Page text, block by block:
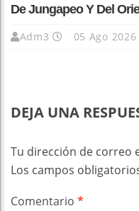
De Jungapeo Y Del
Adm3 05 Ago 2026
DEJA UNA
Tu dirección de correo
Los campos
Comentario *